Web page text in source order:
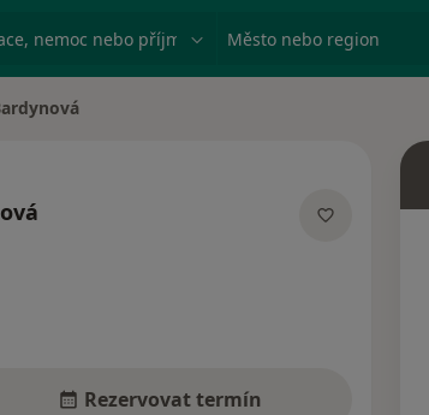
nemoc nebo příjmení Město nebo region
Rezervovat termín